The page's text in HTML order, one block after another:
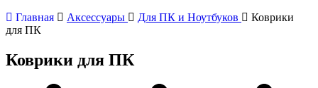
Главная
Аксессуары Для ПК и Ноутбуков
Коврики
для ПК
Коврики для ПК